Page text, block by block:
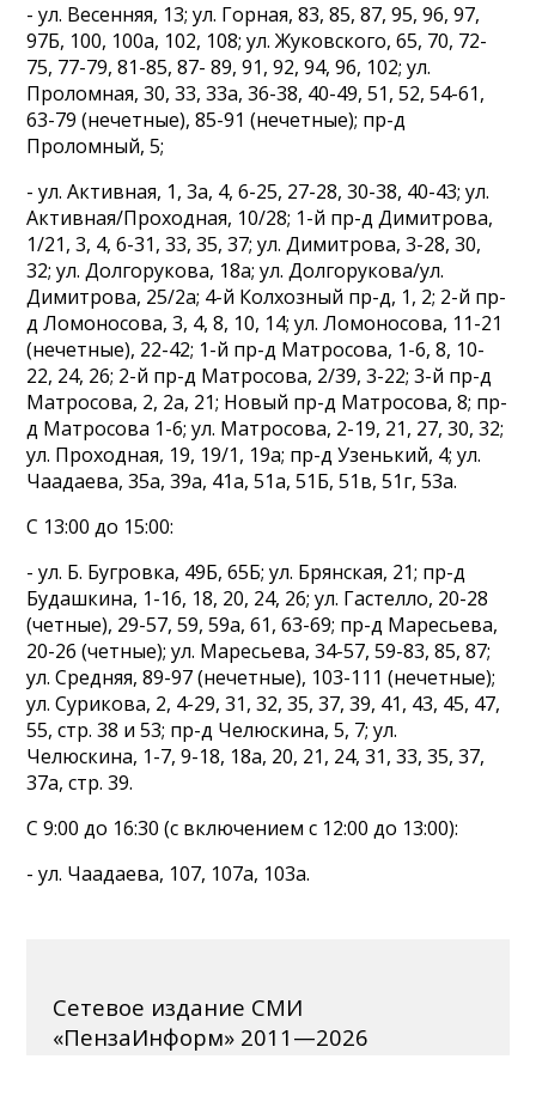
- ул. Весенняя, 13; ул. Горная, 83, 85, 87, 95, 96, 97,
97Б, 100, 100а, 102, 108; ул. Жуковского, 65, 70, 72-
75, 77-79, 81-85, 87- 89, 91, 92, 94, 96, 102; ул.
Проломная, 30, 33, 33а, 36-38, 40-49, 51, 52, 54-61,
63-79 (нечетные), 85-91 (нечетные); пр-д
Проломный, 5;
- ул. Активная, 1, 3а, 4, 6-25, 27-28, 30-38, 40-43; ул.
Активная/Проходная, 10/28; 1-й пр-д Димитрова,
1/21, 3, 4, 6-31, 33, 35, 37; ул. Димитрова, 3-28, 30,
32; ул. Долгорукова, 18а; ул. Долгорукова/ул.
Димитрова, 25/2а; 4-й Колхозный пр-д, 1, 2; 2-й пр-
д Ломоносова, 3, 4, 8, 10, 14; ул. Ломоносова, 11-21
(нечетные), 22-42; 1-й пр-д Матросова, 1-6, 8, 10-
22, 24, 26; 2-й пр-д Матросова, 2/39, 3-22; 3-й пр-д
Матросова, 2, 2а, 21; Новый пр-д Матросова, 8; пр-
д Матросова 1-6; ул. Матросова, 2-19, 21, 27, 30, 32;
ул. Проходная, 19, 19/1, 19а; пр-д Узенький, 4; ул.
Чаадаева, 35а, 39а, 41а, 51а, 51Б, 51в, 51г, 53а.
С 13:00 до 15:00:
- ул. Б. Бугровка, 49Б, 65Б; ул. Брянская, 21; пр-д
Будашкина, 1-16, 18, 20, 24, 26; ул. Гастелло, 20-28
(четные), 29-57, 59, 59а, 61, 63-69; пр-д Маресьева,
20-26 (четные); ул. Маресьева, 34-57, 59-83, 85, 87;
ул. Средняя, 89-97 (нечетные), 103-111 (нечетные);
ул. Сурикова, 2, 4-29, 31, 32, 35, 37, 39, 41, 43, 45, 47,
55, стр. 38 и 53; пр-д Челюскина, 5, 7; ул.
Челюскина, 1-7, 9-18, 18а, 20, 21, 24, 31, 33, 35, 37,
37а, стр. 39.
С 9:00 до 16:30 (с включением с 12:00 до 13:00):
- ул. Чаадаева, 107, 107а, 103а.
Сетевое издание СМИ
«ПензаИнформ» 2011—2026